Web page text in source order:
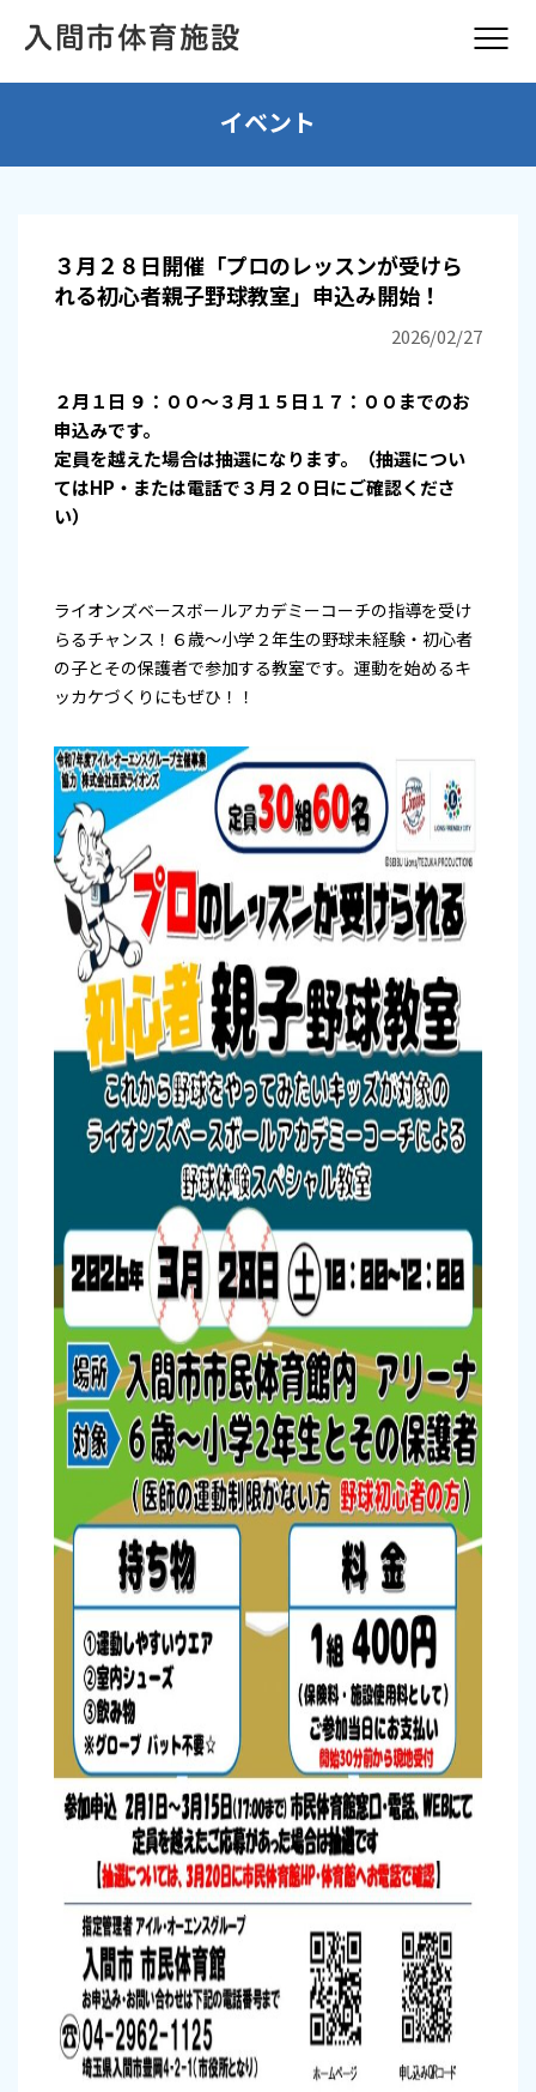
イベント
３月２８日開催「プロのレッスンが受けら
れる初心者親子野球教室」申込み開始！
2026/02/27
２月１日 ９：００～３月１５日１７：００までのお
申込みです。
定員を越えた場合は抽選になります。（抽選につい
てはHP・または電話で３月２０日にご確認くださ
い）
ライオンズベースボールアカデミーコーチの指導を受け
らるチャンス！６歳～小学２年生の野球未経験・初心者
の子とその保護者で参加する教室です。運動を始めるキ
ッカケづくりにもぜひ！！